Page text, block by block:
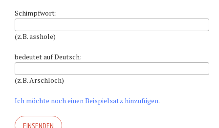
Schimpfwort:
(z.B. asshole)
bedeutet auf Deutsch:
(z.B. Arschloch)
Ich möchte noch einen Beispielsatz hinzufügen.